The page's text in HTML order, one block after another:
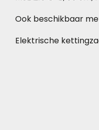
Ook beschikbaar
Elektrische